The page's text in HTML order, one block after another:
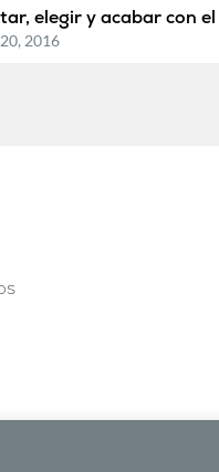
elegir y acabar con
2016